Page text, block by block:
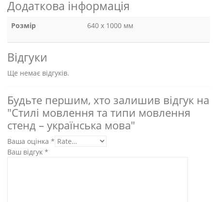
Додаткова інформація
Розмір 640 x 1000 мм
Відгуки
Ще немає відгуків.
Будьте першим, хто залишив відгук на
"Стилі мовлення та типи мовлення
стенд – українська мова"
Ваша оцінка *
Ваш відгук *